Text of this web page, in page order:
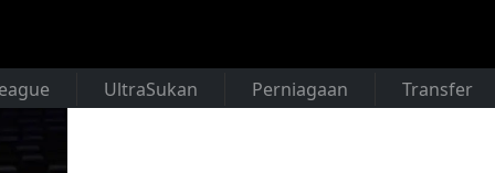
UltraSukan Perniagaan Transfer